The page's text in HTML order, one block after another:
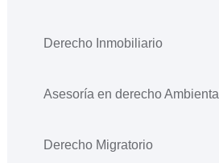
Derecho Inmobiliario
Asesoría en derecho Ambiental
Derecho Migratorio